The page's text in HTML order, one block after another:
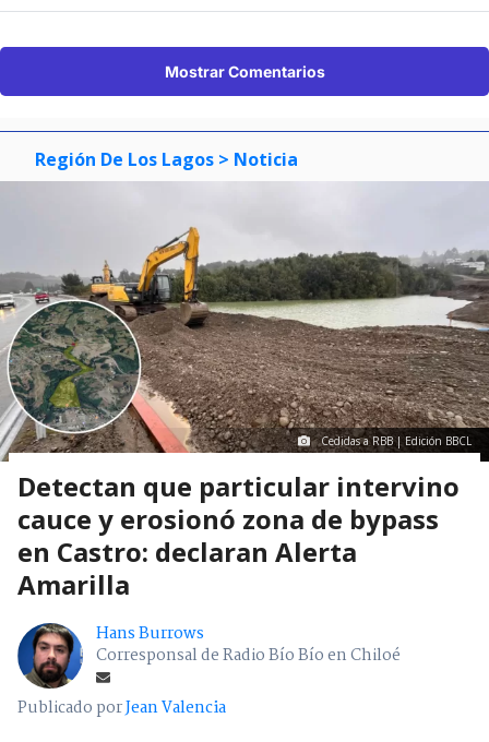
Mostrar Comentarios
Región De Los Lagos > Noticia
Cedidas a RBB | Edición BBCL
Detectan que particular intervino
cauce y erosionó zona de bypass
en Castro: declaran Alerta
Amarilla
Hans Burrows
Corresponsal de Radio Bío Bío en Chiloé
Publicado porJean Valencia